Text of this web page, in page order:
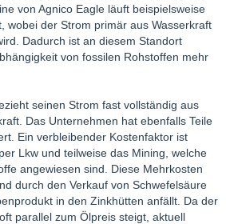
von Agnico Eagle läuft beispielsweise
wobei der Strom primär aus Wasserkraft
Dadurch ist an diesem Standort
von fossilen Rohstoffen mehr
seinen Strom fast vollständig aus
Das Unternehmen hat ebenfalls Teile
Ein verbleibender Kostenfaktor ist
Lkw und teilweise das Mining, welche
angewiesen sind. Diese Mehrkosten
durch den Verkauf von Schwefelsäure
in den Zinkhütten anfällt. Da der
parallel zum Ölpreis steigt, aktuell